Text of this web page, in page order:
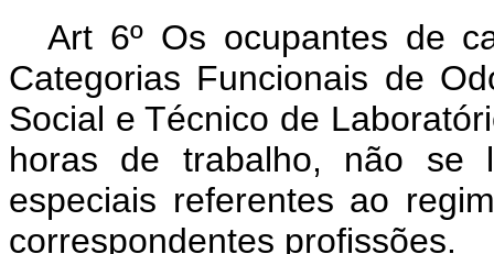
Art 6º Os ocupantes de
Categorias Funcionais de
Social e Técnico de
horas de trabalho, não se
especiais referentes ao
correspondentes profissões.